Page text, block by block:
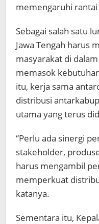
memengaruhi rantai
Sebagai salah satu
Jawa Tengah harus
masyarakat di
memasok
itu, kerja sama
distribusi
utama yang terus
“Perlu ada sinergi
stakeholder,
harus mengambil
memperkuat
katanya.
Sementara itu,